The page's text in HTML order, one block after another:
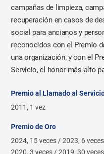
campañas de limpieza,
recuperación en casos de
social para ancianos y
reconocidos con el Premio
una organización, y con el
Servicio, el honor más alto
Premio al Llamado al
2011, 1 vez
Premio de Oro
2024, 15 veces / 2023, 6
2020, 3 veces / 2019, 30